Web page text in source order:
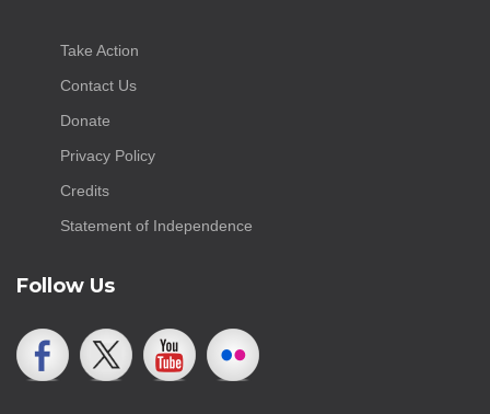
Take Action
Contact Us
Donate
Privacy Policy
Credits
Statement of Independence
Follow Us